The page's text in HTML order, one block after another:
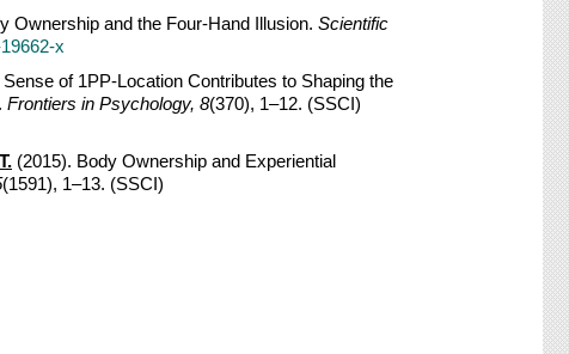
Ownership and the Four-Hand Illusion. Scientific
x
of 1PP-Location Contributes to Shaping the
Frontiers in Psychology, 8(370), 1–12. (SSCI)
(2015). Body Ownership and Experiential
(1591), 1–13. (SSCI)